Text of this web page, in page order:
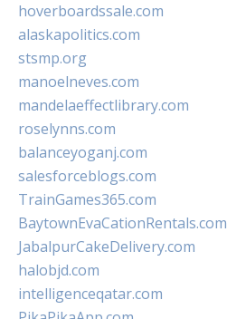
hoverboardssale.com
alaskapolitics.com
stsmp.org
manoelneves.com
mandelaeffectlibrary.com
roselynns.com
balanceyoganj.com
salesforceblogs.com
TrainGames365.com
BaytownEvaCationRentals.com
JabalpurCakeDelivery.com
halobjd.com
intelligenceqatar.com